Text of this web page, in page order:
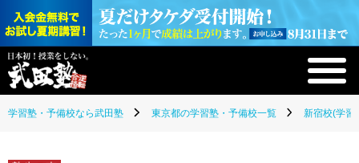
学習塾・予備校なら武田塾 東京都の学習塾・予備校一覧 新宿校(学習